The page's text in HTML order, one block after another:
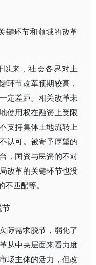
键环节和领域的改革
以来，社会各界对土
环节改革预期较高，
定差距。相关改革未
使用权在融资上受限
支持集体土地流转上
认可。被寄予厚望的
，国资与民资的不对
改革的关键环节也没
匹配等。
节
际需求脱节，弱化了
从中央层面来看力度
场主体的活力，但改